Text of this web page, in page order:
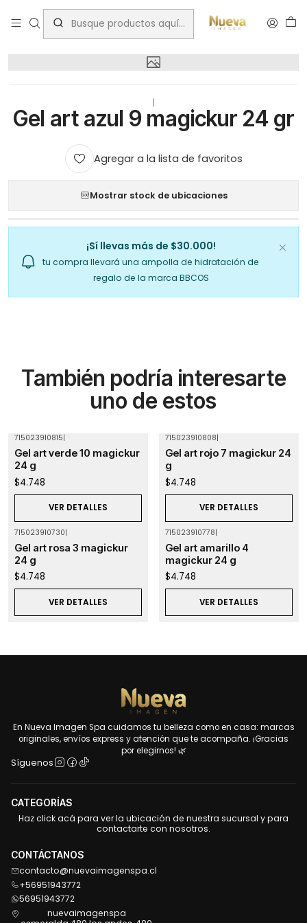
Inicio Gel art azul 9 magickur 24 gr
|
Gel art azul 9 magickur 24 gr
Agregar a la lista de favoritos
Mostrar stock de ubicaciones
¡Sí llevas más de $30.000!
tu compra llevará una ampolla de hidratación de
regalo de la marca BBCOS
También podría interesarte
uno de estos
715023910815|
Gel art verde 10 magickur
24 g
$4.748
VER DETALLES
715023910808|
Gel art rojo 7 magickur 24
g
$4.748
VER DETALLES
715023910730|
Gel art rosa 3 magickur
24 g
$4.748
VER DETALLES
715023910778|
Gel art amarillo 4
magickur 24 g
$4.748
VER DETALLES
En Nueva Imagen Spa cuidamos tu belleza como en casa: marcas
originales, envíos express y atención que te acompaña. ¡Gracias
por elegirnos! 🌿
Síguenos
CATEGORÍAS
Haz click acá para ver la ubicación de nuestra sucursal y para
contactarte con nosotros.
CONTÁCTANOS
contacto@nuevaimagenspa.cl
+56951943772
56951943772
nuevaimagenspa